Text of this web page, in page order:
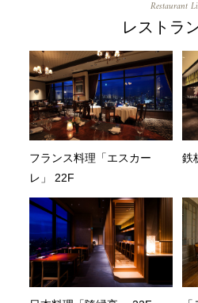
Restaurant
レストラ
フランス料理「エスカー
レ」 22F
鉄